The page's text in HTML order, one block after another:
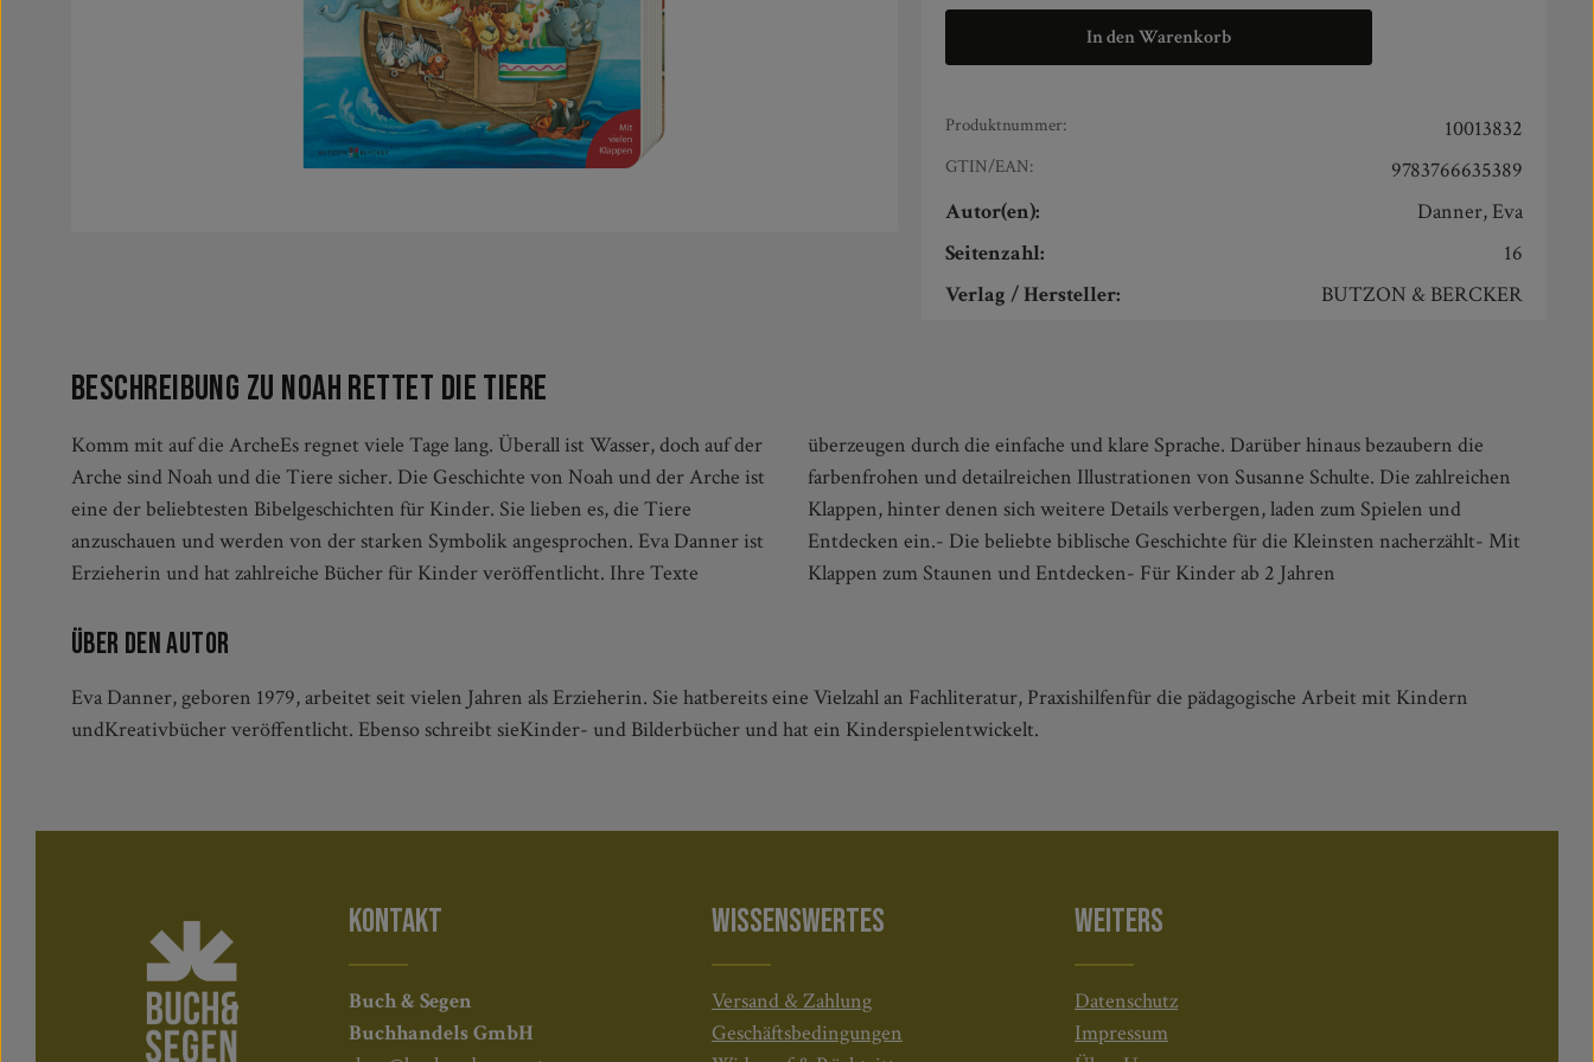
In den Warenkorb
Produktnummer: 10013832
GTIN/EAN:
9783766635389
Autor(en):
Danner, Eva
Seitenzahl:
16
Verlag / Hersteller:
BUTZON & BERCKER
Beschreibung zu Noah rettet die Tiere
Komm mit auf die ArcheEs regnet viele Tage lang. Überall ist Wasser, doch auf der
Arche sind Noah und die Tiere sicher. Die Geschichte von Noah und der Arche ist
eine der beliebtesten Bibelgeschichten für Kinder. Sie lieben es, die Tiere
anzuschauen und werden von der starken Symbolik angesprochen. Eva Danner ist
Erzieherin und hat zahlreiche Bücher für Kinder veröffentlicht. Ihre Texte
überzeugen durch die einfache und klare Sprache. Darüber hinaus bezaubern die
farbenfrohen und detailreichen Illustrationen von Susanne Schulte. Die zahlreichen
Klappen, hinter denen sich weitere Details verbergen, laden zum Spielen und
Entdecken ein.- Die beliebte biblische Geschichte für die Kleinsten nacherzählt- Mit
Klappen zum Staunen und Entdecken- Für Kinder ab 2 Jahren
Über den Autor
Eva Danner, geboren 1979, arbeitet seit vielen Jahren als Erzieherin. Sie hatbereits eine Vielzahl an Fachliteratur, Praxishilfenfür die pädagogische Arbeit mit Kindern
undKreativbücher veröffentlicht. Ebenso schreibt sieKinder- und Bilderbücher und hat ein Kinderspielentwickelt.
KONTAKT
Buch & Segen
Buchhandels GmbH
WISSENSWERTES
Versand & Zahlung
Geschäftsbedingungen
WEITERS
Datenschutz
Impressum